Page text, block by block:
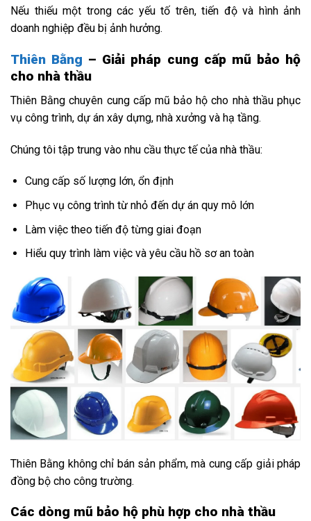
Nếu thiếu một trong các yếu tố trên, tiến độ và hình ảnh
doanh nghiệp đều bị ảnh hưởng.
Thiên Bằng – Giải pháp cung cấp mũ bảo hộ
cho nhà thầu
Thiên Bằng chuyên cung cấp mũ bảo hộ cho nhà thầu phục
vụ công trình, dự án xây dựng, nhà xưởng và hạ tầng.
Chúng tôi tập trung vào nhu cầu thực tế của nhà thầu:
Cung cấp số lượng lớn, ổn định
Phục vụ công trình từ nhỏ đến dự án quy mô lớn
Làm việc theo tiến độ từng giai đoạn
Hiểu quy trình làm việc và yêu cầu hồ sơ an toàn
Thiên Bằng không chỉ bán sản phẩm, mà cung cấp giải pháp
đồng bộ cho công trường.
Các dòng mũ bảo hộ phù hợp cho nhà thầu